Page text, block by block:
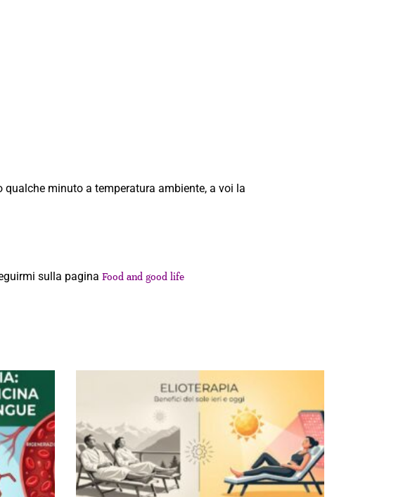
minuto a temperatura ambiente, a voi la
sulla pagina Food and good life